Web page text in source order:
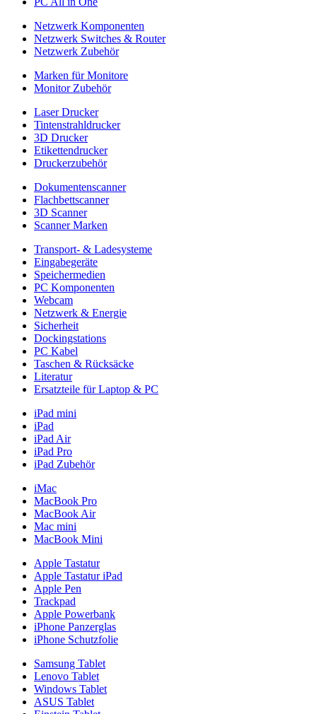
Netzwerk Komponenten
Netzwerk Switches & Router
Netzwerk Zubehör
Marken für Monitore
Monitor Zubehör
Laser Drucker
Tintenstrahldrucker
3D Drucker
Etikettendrucker
Druckerzubehör
Dokumentenscanner
Flachbettscanner
3D Scanner
Scanner Marken
Transport- & Ladesysteme
Eingabegeräte
Speichermedien
PC Komponenten
Webcam
Netzwerk & Energie
Sicherheit
Dockingstations
PC Kabel
Taschen & Rücksäcke
Literatur
Ersatzteile für Laptop & PC
iPad mini
iPad
iPad Air
iPad Pro
iPad Zubehör
iMac
MacBook Pro
MacBook Air
Mac mini
MacBook Mini
Apple Tastatur
Apple Tastatur iPad
Apple Pen
Trackpad
Apple Powerbank
iPhone Panzerglas
iPhone Schutzfolie
Samsung Tablet
Lenovo Tablet
Windows Tablet
ASUS Tablet